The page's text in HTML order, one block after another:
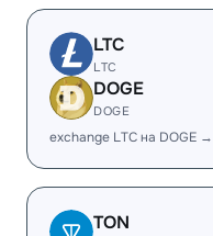
LTC
LTC
DOGE
DOGE
exchange LTC на DOGE →
TON